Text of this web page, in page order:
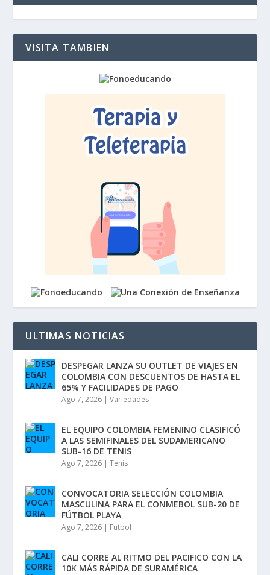
VISITA TAMBIEN
ULTIMAS NOTICIAS
DESPEGAR LANZA SU OUTLET DE VIAJES EN
COLOMBIA CON DESCUENTOS DE HASTA EL
65% Y FACILIDADES DE PAGO
Ago 7, 2026 |Variedades
EL EQUIPO COLOMBIA FEMENINO CLASIFICÓ
A LAS SEMIFINALES DEL SUDAMERICANO
SUB-16 DE TENIS
Ago 7, 2026 |Tenis
CONVOCATORIA SELECCIÓN COLOMBIA
MASCULINA PARA EL CONMEBOL SUB-20 DE
FÚTBOL PLAYA
Ago 7, 2026 | Futbol
CALI CORRE AL RITMO DEL PACIFICO CON LA
10K MÁS RÁPIDA DE SURAMÉRICA